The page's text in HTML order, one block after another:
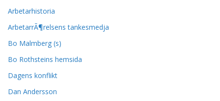
Arbetarhistoria
ArbetarrÃ¶relsens tankesmedja
Bo Malmberg (s)
Bo Rothsteins hemsida
Dagens konflikt
Dan Andersson